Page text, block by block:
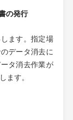
の発行
ます。指定場
データ消去に
タ消去作業が
ます。